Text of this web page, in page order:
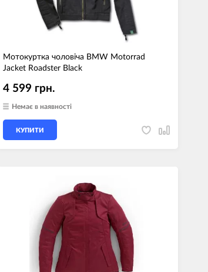
Мотокуртка чоловіча BMW Motorrad
Jacket Roadster Black
4 599 грн.
Немає в наявності
КУПИТИ